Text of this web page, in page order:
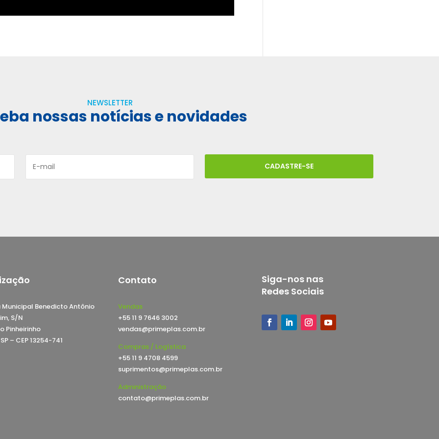
NEWSLETTER
nossas notícias e novidades
CADASTRE-SE
Benedicto Antônio
S/N
Pinheirinho
– CEP 13254-741
Contato
Vendas
+55 11 9 7646 3002
vendas@primeplas.com.br
Compras / Logística
+55 11 9 4708 4599
suprimentos@primeplas.com.br
Administração
contato@primeplas.com.br
Siga-nos nas
Redes Sociais